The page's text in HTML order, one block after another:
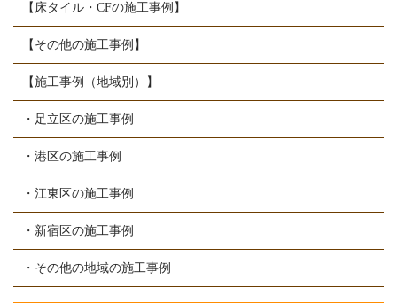
【床タイル・CFの施工事例】
【その他の施工事例】
【施工事例（地域別）】
・足立区の施工事例
・港区の施工事例
・江東区の施工事例
・新宿区の施工事例
・その他の地域の施工事例